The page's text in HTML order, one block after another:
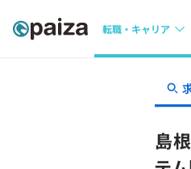
転職・キャリア
転職成功ガイド
島